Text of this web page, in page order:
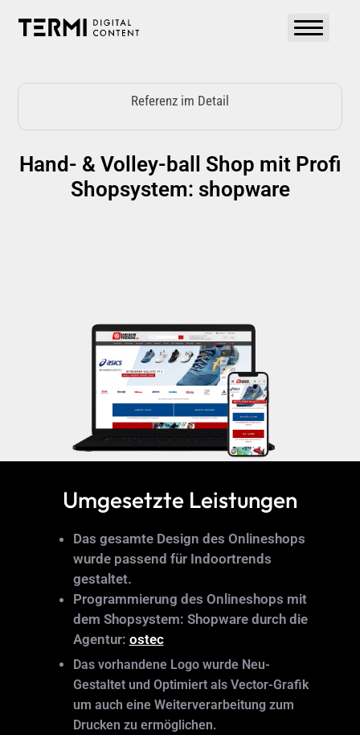
Referenz im Detail
Hand- & Volley-ball Shop mit Profi
Shopsystem: shopware
Umgesetzte Leistungen
Das gesamte Design des Onlineshops
wurde passend für Indoortrends
gestaltet.
Programmierung des Onlineshops mit
dem Shopsystem: Shopware durch die
Agentur: ostec
Das vorhandene Logo wurde Neu-
Gestaltet und Optimiert als Vector-Grafik
um auch eine Weiterverarbeitung zum
Drucken zu ermöglichen.